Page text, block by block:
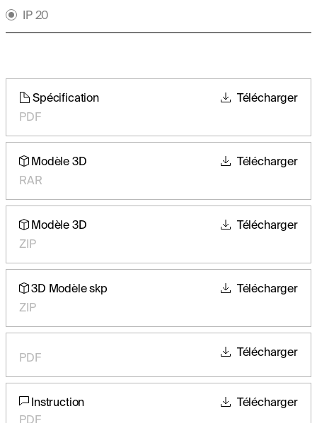
IP 20
Spécification
PDF
Télécharger
Modèle 3D
RAR
Télécharger
Modèle 3D
ZIP
Télécharger
3D Modèle skp
ZIP
Télécharger
PDF Télécharger
Instruction
PDF
Télécharger